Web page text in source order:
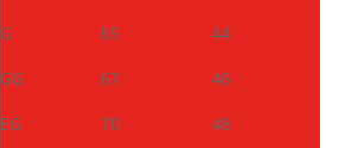
G
65
44
GG
67
46
EG
70 48